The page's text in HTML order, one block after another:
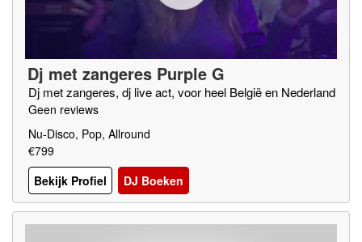
Dj met zangeres Purple G
Dj met zangeres, dj live act, voor heel België en Nederland
Geen reviews
Nu-Disco, Pop, Allround
€799
Bekijk Profiel
DJ Boeken